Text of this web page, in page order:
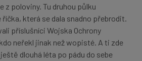
poloviny. Tu druhou půlku
která se dala snadno přebrodit.
příslušníci Wojska Ochrony
neřekl jinak než wopisté. A ti zde
dlouhá léta po pádu do sebe